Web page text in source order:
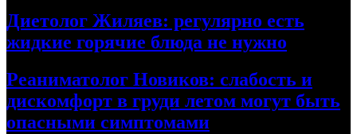
Диетолог Жиляев: регулярно есть
жидкие горячие блюда не нужно
Реаниматолог Новиков: слабость и
дискомфорт в груди летом могут быть
опасными симптомами